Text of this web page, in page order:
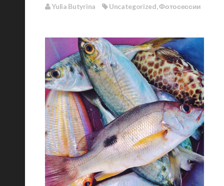
Yulia Butyrina Uncategorized,Фотосессии